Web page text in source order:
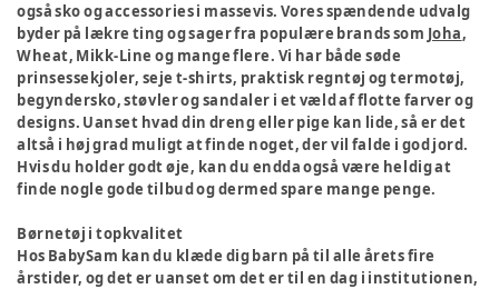
også sko og accessories i massevis. Vores spændende udvalg
byder på lækre ting og sager fra populære brands som Joha,
Wheat, Mikk-Line og mange flere. Vi har både søde
prinsessekjoler, seje t-shirts, praktisk regntøj og termotøj,
begyndersko, støvler og sandaler i et væld af flotte farver og
designs. Uanset hvad din dreng eller pige kan lide, så er det
altså i høj grad muligt at finde noget, der vil falde i god jord.
Hvis du holder godt øje, kan du endda også være heldig at
finde nogle gode tilbud og dermed spare mange penge.
Børnetøj i topkvalitet
Hos BabySam kan du klæde dig barn på til alle årets fire
årstider, og det er uanset om det er til en dag i institutionen,